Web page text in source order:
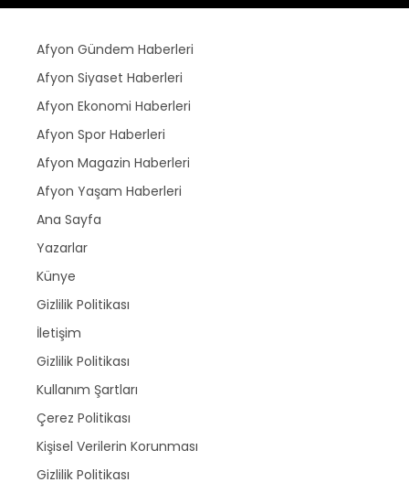
Afyon Gündem Haberleri
Afyon Siyaset Haberleri
Afyon Ekonomi Haberleri
Afyon Spor Haberleri
Afyon Magazin Haberleri
Afyon Yaşam Haberleri
Ana Sayfa
Yazarlar
Künye
Gizlilik Politikası
İletişim
Gizlilik Politikası
Kullanım Şartları
Çerez Politikası
Kişisel Verilerin Korunması
Gizlilik Politikası